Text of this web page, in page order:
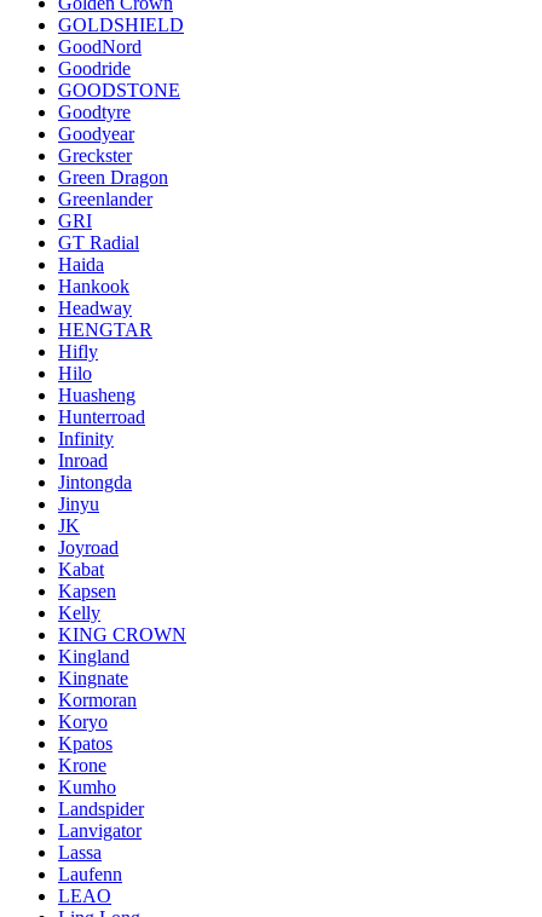
GOLDSHIELD
GoodNord
Goodride
GOODSTONE
Goodtyre
Goodyear
Greckster
Green Dragon
Greenlander
GRI
GT Radial
Haida
Hankook
Headway
HENGTAR
Hifly
Hilo
Huasheng
Hunterroad
Infinity
Inroad
Jintongda
Jinyu
JK
Joyroad
Kabat
Kapsen
Kelly
KING CROWN
Kingland
Kingnate
Kormoran
Koryo
Kpatos
Krone
Kumho
Landspider
Lanvigator
Lassa
Laufenn
LEAO